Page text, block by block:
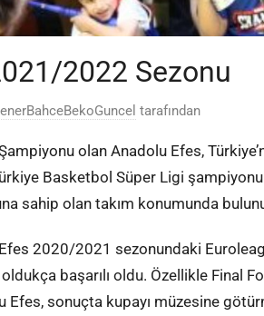
2022 Sezonu
tarafından
olan Anadolu Efes,
Basketbol Süper Ligi
sahip olan takım konumunda
2020/2021 sezonundaki
başarılı oldu. Özellikle Final
Efes, sonuçta kupayı müzesine